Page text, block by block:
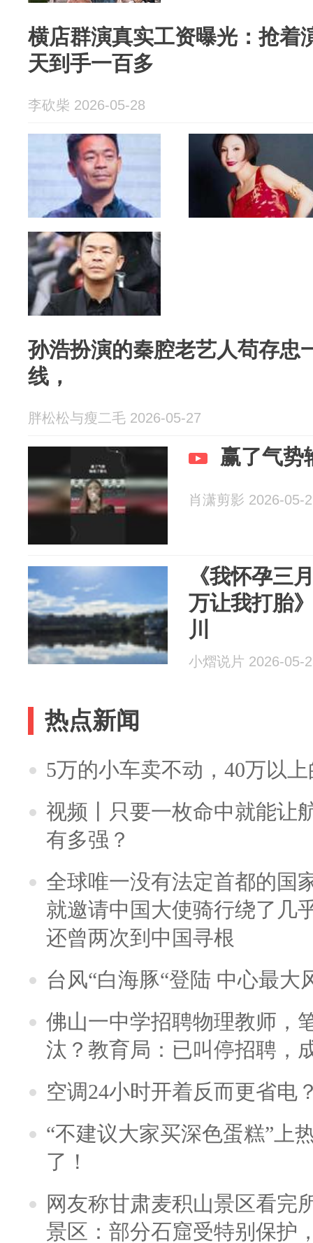
横店群演真实工资曝光：抢着
天到手一百多
李砍柴 2026-05-28
孙浩扮演的秦腔老艺人苟存忠
线，
胖松松与瘦二毛 2026-05-27
赢了气势
肖潇剪影 2026-05-
《我怀孕三
万让我打胎
川
小熠说片 2026-05-
热点新闻
5万的小车卖不动，40万以
视频丨只要一枚命中就能让
有多强？
全球唯一没有法定首都的国
就邀请中国大使骑行绕了几
还曾两次到中国寻根
台风“白海豚“登陆 中心最大
佛山一中学招聘物理教师，
汰？教育局：已叫停招聘，
空调24小时开着反而更省电
“不建议大家买深色蛋糕”上
了！
网友称甘肃麦积山景区看完
景区：部分石窟受特别保护